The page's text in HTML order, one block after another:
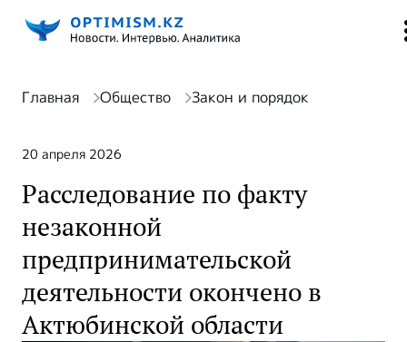
Главная Общество Закон и порядок
20 апреля 2026
Расследование по факту
незаконной
предпринимательской
деятельности окончено в
Актюбинской области